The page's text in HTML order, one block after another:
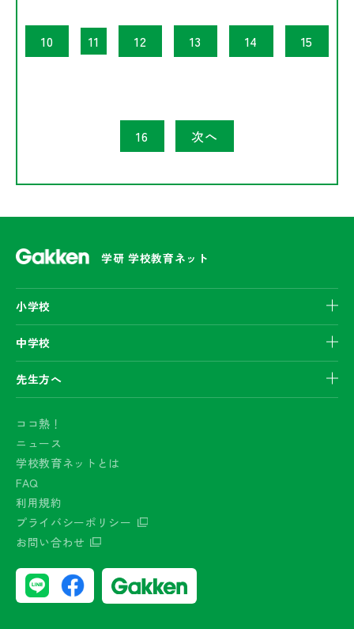
10 11 12 13 14 15
16 次へ
学研 学校教育ネット
小学校
中学校
先生方へ
ココ熱！
ニュース
学校教育ネットとは
FAQ
利用規約
プライバシーポリシー
お問い合わせ